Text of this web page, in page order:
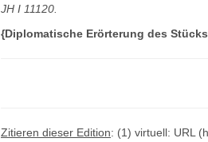
JH I 11120.
{Diplomatische Erörterung des
Zitieren dieser Edition: (1) virtuell: URL